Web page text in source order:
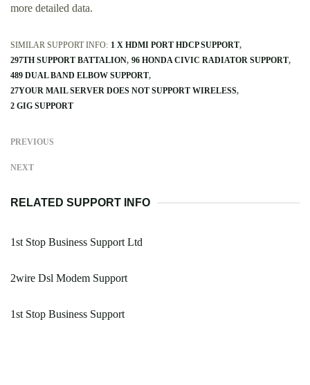
more detailed data.
SIMILAR SUPPORT INFO: 1 X HDMI PORT HDCP SUPPORT
297TH SUPPORT BATTALION 96 HONDA CIVIC RADIATOR SUPPORT
489 DUAL BAND ELBOW SUPPORT
27YOUR MAIL SERVER DOES NOT SUPPORT WIRELESS
2 GIG SUPPORT
PREVIOUS
NEXT
RELATED SUPPORT INFO
1st Stop Business Support Ltd
2wire Dsl Modem Support
1st Stop Business Support